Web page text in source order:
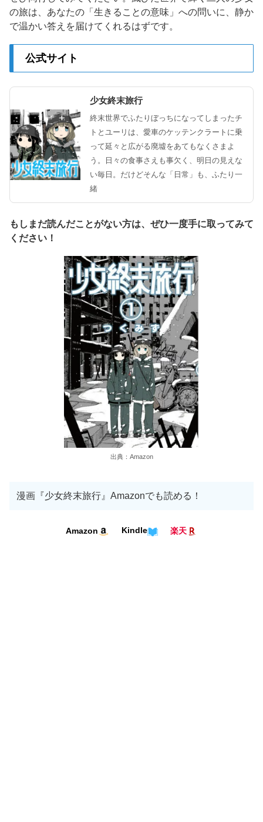
の旅は、あなたの「生きることの意味」への問いに、静か
で温かい答えを届けてくれるはずです。
公式サイト
少女終末旅行
終末世界でふたりぼっちになってしまったチ
トとユーリは、愛車のケッテンクラートに乗
って延々と広がる廃墟をあてもなくさまよ
う。日々の食事さえも事欠く、明日の見えな
い毎日。だけどそんな「日常」も、ふたり一
緒
もしまだ読んだことがない方は、ぜひ一度手に取ってみて
ください！
出典：Amazon
漫画『少女終末旅行』Amazonでも読める！
Amazon Kindle 楽天